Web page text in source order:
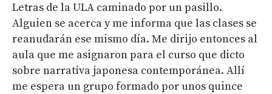
Letras de la ULA caminado por un pasillo.
Alguien se acerca y me informa que las clases se
reanudarán ese mismo día. Me dirijo entonces al
aula que me asignaron para el curso que dicto
sobre narrativa japonesa contemporánea. Allí
me espera un grupo formado por unos quince